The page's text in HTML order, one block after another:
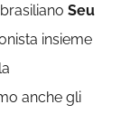
Seu
insieme
anche gli